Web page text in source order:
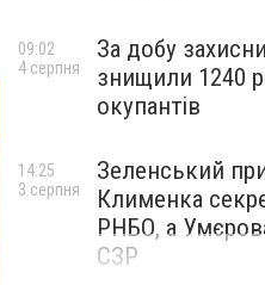
За добу
знищили 1240
окупантів
09:02
4 серпня
Зеленський
Клименка
РНБО, а
СЗР
14:25
3 серпня